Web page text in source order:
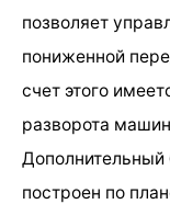
позволяет
пониженной
счет этого
разворота
Дополнительный
построен по